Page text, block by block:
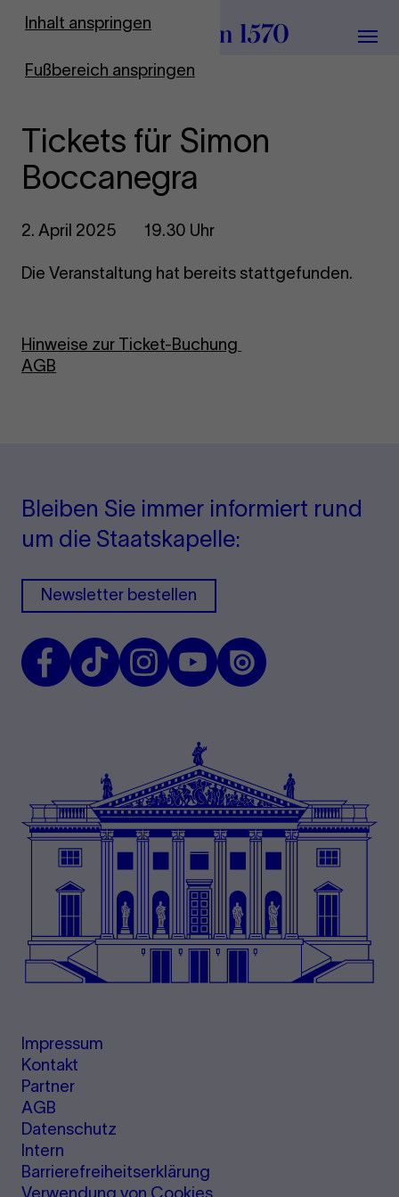
Inhalt anspringen
Fußbereich anspringen
Zur Startseite
Menü
Tickets für Simon
Boccanegra
2. April 2025 19.30 Uhr
Die Veranstaltung hat bereits stattgefunden.
Hinweise zur Ticket-Buchung
AGB
Bleiben Sie immer informiert rund
um die Staatskapelle:
Newsletter bestellen
FacebookTikTokInstagramYoutubeIssuu
Impressum
Kontakt
Partner
AGB
Datenschutz
Intern
Barrierefreiheitserklärung
Verwendung von Cookies